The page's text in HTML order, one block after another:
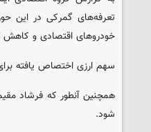
تعرفه‌های گمرکی در این
خودروهای اقتصادی و کاهش
سهم ارزی اختصاص یافته برای این واردات
شود.